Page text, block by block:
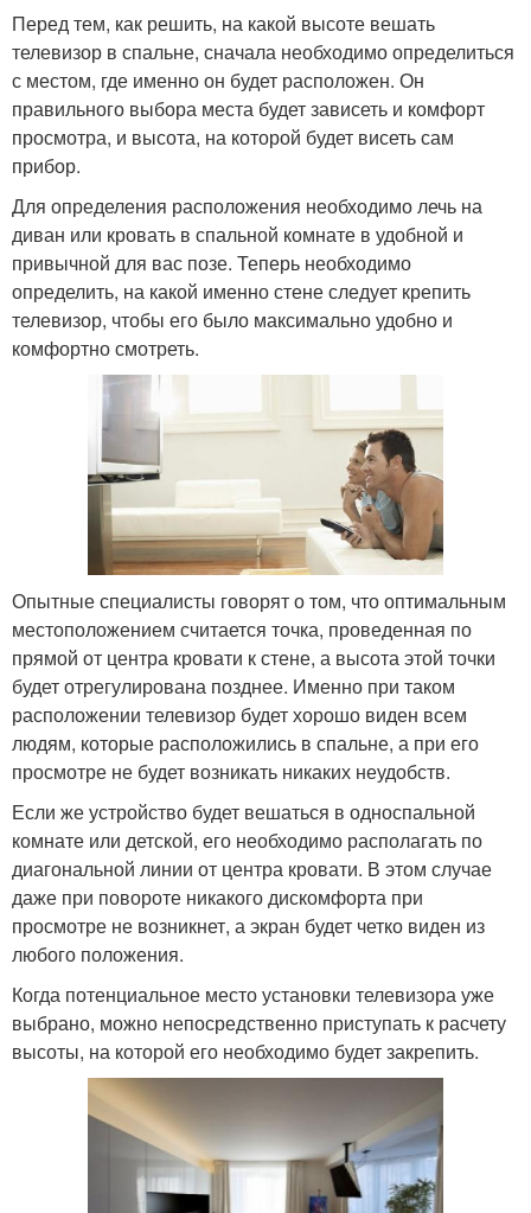
Перед тем, как решить, на какой высоте вешать
телевизор в спальне, сначала необходимо определиться
с местом, где именно он будет расположен. Он
правильного выбора места будет зависеть и комфорт
просмотра, и высота, на которой будет висеть сам
прибор.
Для определения расположения необходимо лечь на
диван или кровать в спальной комнате в удобной и
привычной для вас позе. Теперь необходимо
определить, на какой именно стене следует крепить
телевизор, чтобы его было максимально удобно и
комфортно смотреть.
Опытные специалисты говорят о том, что оптимальным
местоположением считается точка, проведенная по
прямой от центра кровати к стене, а высота этой точки
будет отрегулирована позднее. Именно при таком
расположении телевизор будет хорошо виден всем
людям, которые расположились в спальне, а при его
просмотре не будет возникать никаких неудобств.
Если же устройство будет вешаться в односпальной
комнате или детской, его необходимо располагать по
диагональной линии от центра кровати. В этом случае
даже при повороте никакого дискомфорта при
просмотре не возникнет, а экран будет четко виден из
любого положения.
Когда потенциальное место установки телевизора уже
выбрано, можно непосредственно приступать к расчету
высоты, на которой его необходимо будет закрепить.